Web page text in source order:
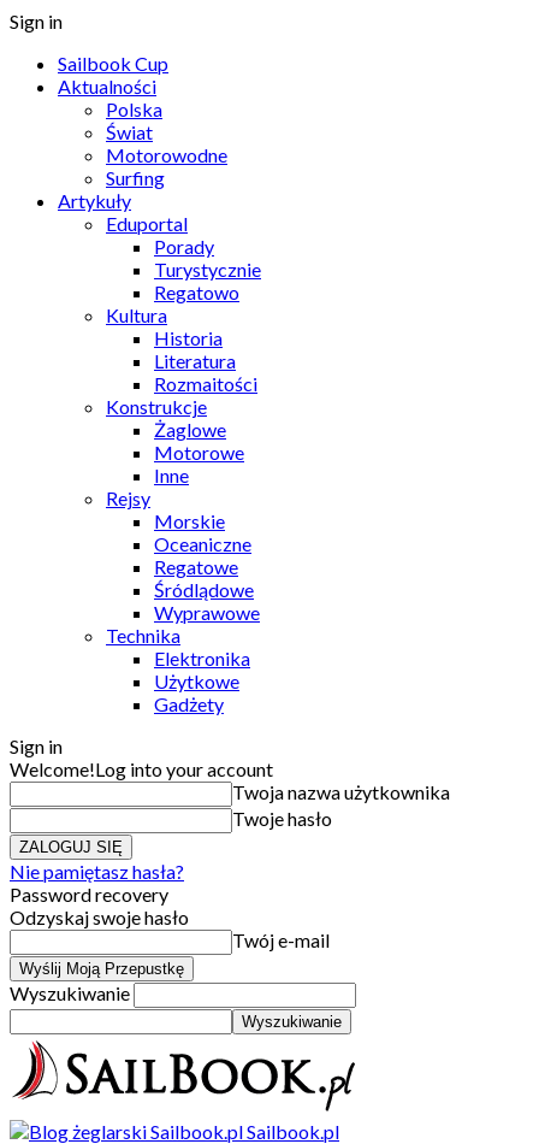
Sign in
Sailbook Cup
Aktualności
Polska
Świat
Motorowodne
Surfing
Artykuły
Eduportal
Porady
Turystycznie
Regatowo
Kultura
Historia
Literatura
Rozmaitości
Konstrukcje
Żaglowe
Motorowe
Inne
Rejsy
Morskie
Oceaniczne
Regatowe
Śródlądowe
Wyprawowe
Technika
Elektronika
Użytkowe
Gadżety
Sign in
Welcome!Log into your account
Twoja nazwa użytkownika
Twoje hasło
Nie pamiętasz hasła?
Password recovery
Odzyskaj swoje hasło
Twój e-mail
Wyszukiwanie
Sailbook.pl